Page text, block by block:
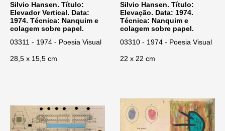
Silvio Hansen. Título:
Elevador Vertical. Data:
1974. Técnica: Nanquim e
colagem sobre papel.
03311 - 1974 - Poesia Visual
28,5 x 15,5 cm
Silvio Hansen. Título:
Elevação. Data: 1974.
Técnica: Nanquim e
colagem sobre papel.
03310 - 1974 - Poesia Visual
22 x 22 cm